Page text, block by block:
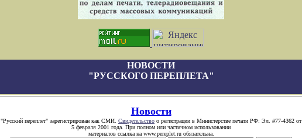
НОВОСТИ
"РУССКОГО ПЕРЕПЛЕТА"
Новости
"Русский переплет" зарегистрирован как СМИ. Свидетельство о регистрации в Министерстве печати РФ: Эл. #77-4362 от
5 февраля 2001 года. При полном или частичном использовании
материалов ссылка на www.pereplet.ru обязательна.